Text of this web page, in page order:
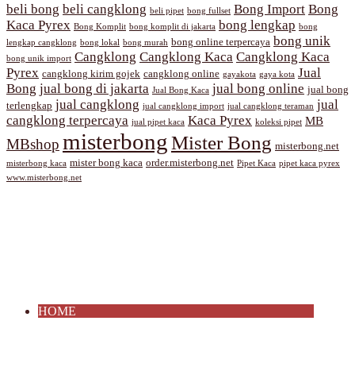
beli bong beli cangklong beli pipet bong fullset Bong Import Bong
Kaca Pyrex Bong Komplit bong komplit di jakarta bong lengkap bong
lengkap cangklong bong lokal bong murah bong online terpercaya bong unik
bong unik import Cangklong Cangklong Kaca Cangklong Kaca
Pyrex cangklong kirim gojek cangklong online gayakota gaya kota Jual
Bong jual bong di jakarta Jual Bong Kaca jual bong online jual bong
terlengkap jual cangklong jual cangklong import jual cangklong teraman jual
cangklong terpercaya jual pipet kaca Kaca Pyrex koleksi pipet MB
MBshop misterbongMister Bong misterbong.net
misterbong kaca mister bong kaca order.misterbong.net Pipet Kaca pipet kaca pyrex
www.misterbong.net
HOME